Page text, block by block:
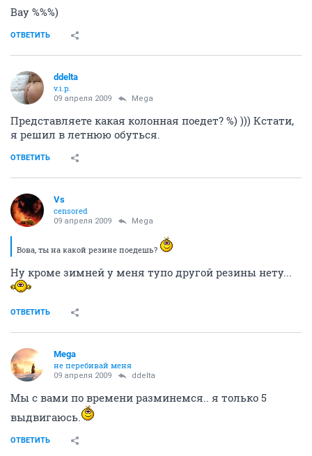
Вау %%%)
ОТВЕТИТЬ
ddelta
v.i.p.
09 апреля 2009 Mega
Представляете какая колонная поедет? %) ))) Кстати,
я решил в летнюю обуться.
ОТВЕТИТЬ
Vs
censored
09 апреля 2009 Mega
Вова, ты на какой резине поедешь?
Ну кроме зимней у меня тупо другой резины нету...
ОТВЕТИТЬ
Mega
не перебивай меня
09 апреля 2009 ddelta
Мы с вами по времени разминемся.. я только 5
выдвигаюсь.
ОТВЕТИТЬ